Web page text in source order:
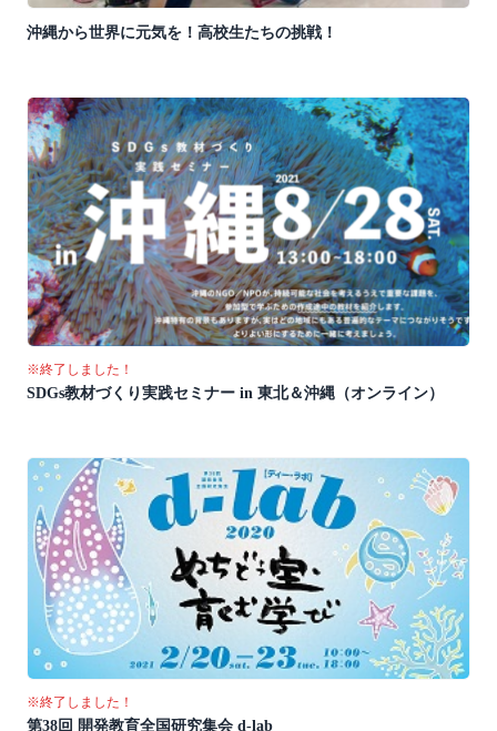
沖縄から世界に元気を！高校生たちの挑戦！
※終了しました！
SDGs教材づくり実践セミナー in 東北＆沖縄（オンライン）
※終了しました！
第38回 開発教育全国研究集会 d-lab